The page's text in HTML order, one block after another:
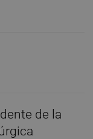
de la